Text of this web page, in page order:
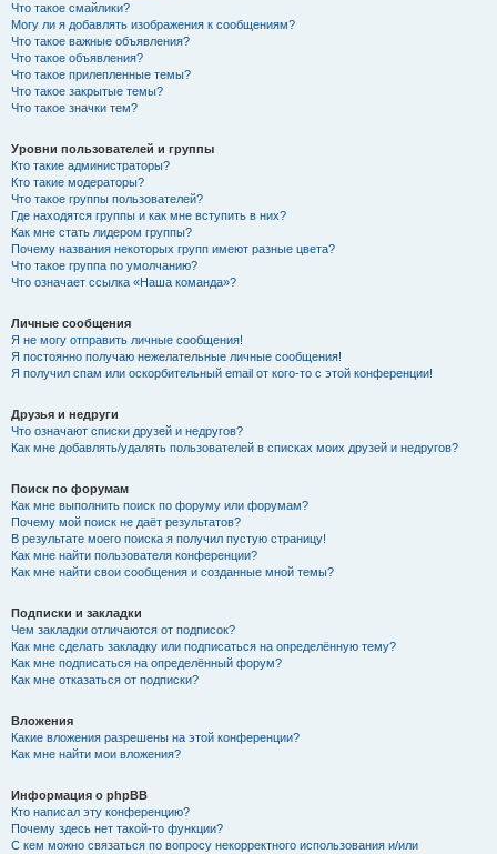
Что такое смайлики?
Могу ли я добавлять изображения к сообщениям?
Что такое важные объявления?
Что такое объявления?
Что такое прилепленные темы?
Что такое закрытые темы?
Что такое значки тем?
Уровни пользователей и группы
Кто такие администраторы?
Кто такие модераторы?
Что такое группы пользователей?
Где находятся группы и как мне вступить в них?
Как мне стать лидером группы?
Почему названия некоторых групп имеют разные цвета?
Что такое группа по умолчанию?
Что означает ссылка «Наша команда»?
Личные сообщения
Я не могу отправить личные сообщения!
Я постоянно получаю нежелательные личные сообщения!
Я получил спам или оскорбительный email от кого-то с этой конференции!
Друзья и недруги
Что означают списки друзей и недругов?
Как мне добавлять/удалять пользователей в списках моих друзей и недругов?
Поиск по форумам
Как мне выполнить поиск по форуму или форумам?
Почему мой поиск не даёт результатов?
В результате моего поиска я получил пустую страницу!
Как мне найти пользователя конференции?
Как мне найти свои сообщения и созданные мной темы?
Подписки и закладки
Чем закладки отличаются от подписок?
Как мне сделать закладку или подписаться на определённую тему?
Как мне подписаться на определённый форум?
Как мне отказаться от подписки?
Вложения
Какие вложения разрешены на этой конференции?
Как мне найти мои вложения?
Информация о phpBB
Кто написал эту конференцию?
Почему здесь нет такой-то функции?
С кем можно связаться по вопросу некорректного использования и/или